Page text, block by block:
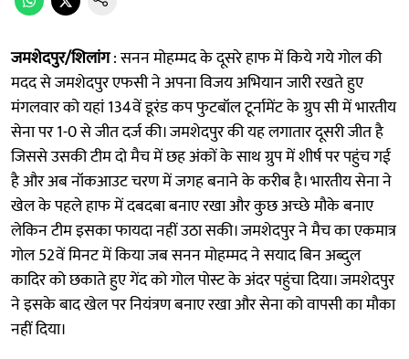
जमशेदपुर/शिलांग: सनन मोहम्मद के दूसरे हाफ में किये गये गोल की
मदद से जमशेदपुर एफसी ने अपना विजय अभियान जारी रखते हुए
मंगलवार को यहां 134वें डूरंड कप फुटबॉल टूर्नामेंट के ग्रुप सी में भारतीय
सेना पर 1-0 से जीत दर्ज की। जमशेदपुर की यह लगातार दूसरी जीत है
जिससे उसकी टीम दो मैच में छह अंकों के साथ ग्रुप में शीर्ष पर पहुंच गई
है और अब नॉकआउट चरण में जगह बनाने के करीब है। भारतीय सेना ने
खेल के पहले हाफ में दबदबा बनाए रखा और कुछ अच्छे मौके बनाए
लेकिन टीम इसका फायदा नहीं उठा सकी। जमशेदपुर ने मैच का एकमात्र
गोल 52वें मिनट में किया जब सनन मोहम्मद ने सयाद बिन अब्दुल
कादिर को छकाते हुए गेंद को गोल पोस्ट के अंदर पहुंचा दिया। जमशेदपुर
ने इसके बाद खेल पर नियंत्रण बनाए रखा और सेना को वापसी का मौका
नहीं दिया।